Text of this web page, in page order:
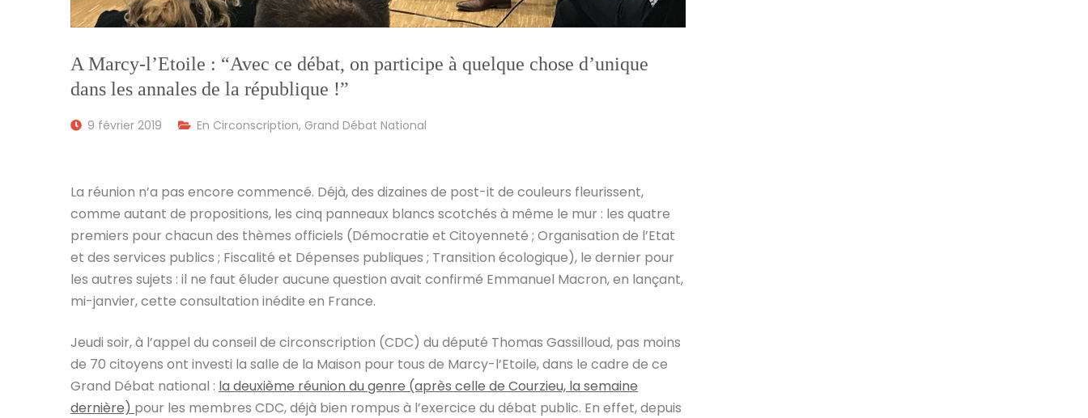
A Marcy-l’Etoile : “Avec ce débat, on participe à quelque chose d’unique
dans les annales de la république !”
9 février 2019 En Circonscription, Grand Débat National
La réunion n’a pas encore commencé. Déjà, des dizaines de post-it de couleurs fleurissent,
comme autant de propositions, les cinq panneaux blancs scotchés à même le mur : les quatre
premiers pour chacun des thèmes officiels (Démocratie et Citoyenneté ; Organisation de l’Etat
et des services publics ; Fiscalité et Dépenses publiques ; Transition écologique), le dernier pour
les autres sujets : il ne faut éluder aucune question avait confirmé Emmanuel Macron, en lançant,
mi-janvier, cette consultation inédite en France.
Jeudi soir, à l’appel du conseil de circonscription (CDC) du député Thomas Gassilloud, pas moins
de 70 citoyens ont investi la salle de la Maison pour tous de Marcy-l’Etoile, dans le cadre de ce
Grand Débat national : la deuxième réunion du genre (après celle de Courzieu, la semaine
dernière) pour les membres CDC, déjà bien rompus à l’exercice du débat public. En effet, depuis